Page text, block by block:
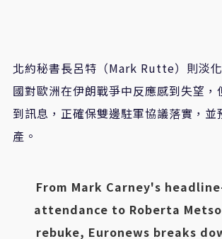
北約秘書長呂特（Mark Rutte）則淡
國對歐洲在伊朗戰爭中反應感到失望，
到訊息，正確保雙邊駐軍協議落實，並
產。
From Mark Carney's
attendance to Roberta
rebuke, Euronews breaks